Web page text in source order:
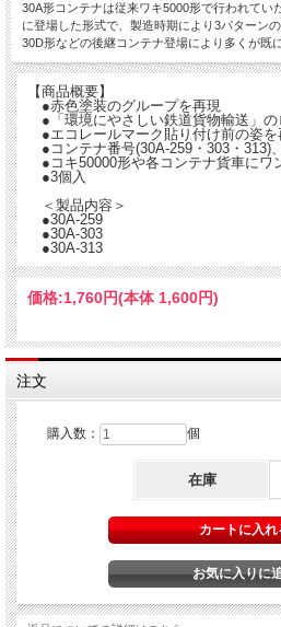
30A形コンテナは従来ワキ5000形で行われてい
に登場した形式で、製造時期により3パターン
30D形などの後継コンテナ登場により多くが既
【商品概要】
●赤色塗装のグループを再現
●「環境にやさしい鉄道貨物輸送」の
●エコレールマーク貼り付け前の姿を
●コンテナ番号(30A-259・303・313)
●コキ50000形や各コンテナ貨車にワ
●3個入
＜製品内容＞
●30A-259
●30A-303
●30A-313
価格:1,760円(本体 1,600円)
注文
購入数： 個
在庫